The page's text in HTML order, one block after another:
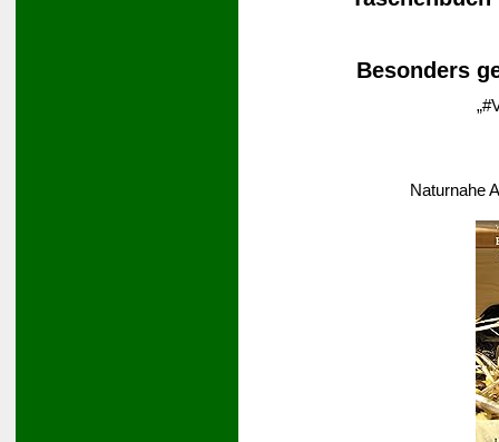
Besonders
Naturnahe